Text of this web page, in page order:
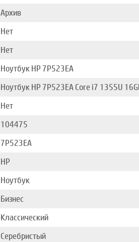
Архив
Нет
Нет
Ноутбук HP 7P523EA
Ноутбук HP 7P523EA Core i7 1355U
Нет
104475
7P523EA
HP
Ноутбук
Бизнес
Классический
Серебристый